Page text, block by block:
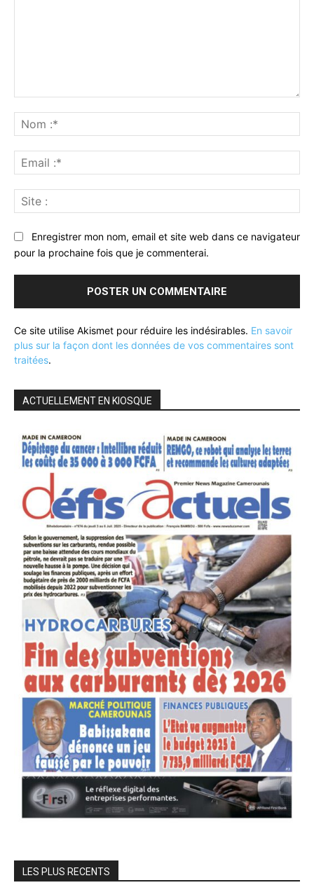
:*
:*
:
Enregistrer mon nom, email et site web dans ce navigateur
pour la prochaine fois que je commenterai.
Ce site utilise Akismet pour réduire les indésirables. En savoir
plus sur la façon dont les données de vos commentaires sont
traitées.
ACTUELLEMENT EN KIOSQUE
LES PLUS RECENTS